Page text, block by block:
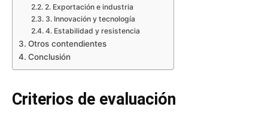
2. Exportación e industria
3. Innovación y tecnología
4. Estabilidad y resistencia
Otros contendientes
Conclusión
Criterios de evaluación